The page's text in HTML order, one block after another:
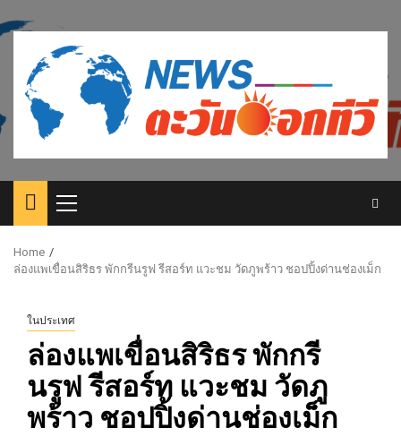
to
content
Primary
Menu
Home
ล่องแพเขื่อนสิริธร พักกรีนรูฟ รีสอร์ท แวะชม วัดภูพร้าว ชอปปิ้งด่านช่องเม็ก
ในประเทศ
ล่องแพเขื่อนสิริธร พักกรี
นรูฟ รีสอร์ท แวะชม วัดภู
พร้าว ชอปปิ้งด่านช่องเม็ก